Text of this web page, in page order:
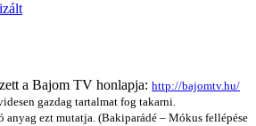
a Bajom TV honlapja: http://bajomtv.hu/
gazdag tartalmat fog takarni.
anyag ezt mutatja. (Bakiparádé – Mókus fellépése